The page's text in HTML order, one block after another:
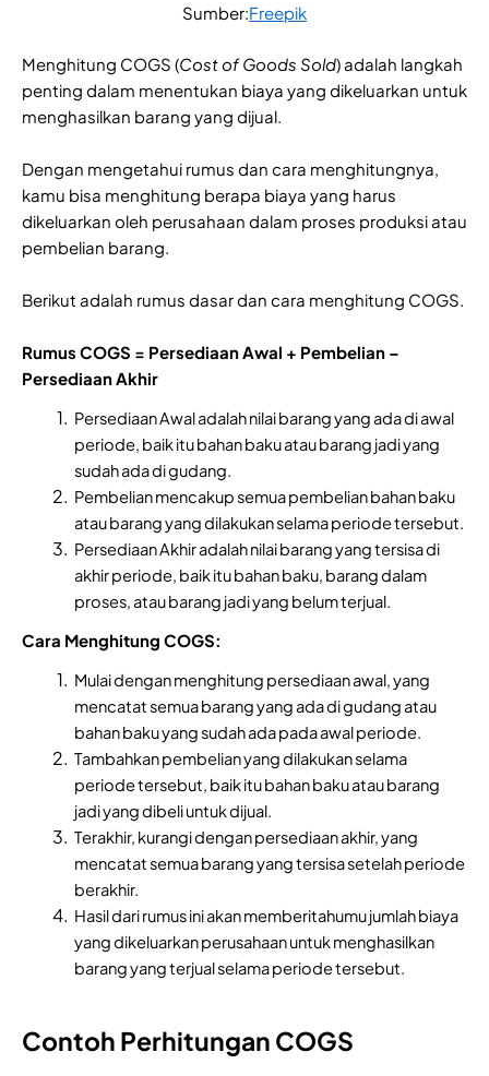
Sumber:Freepik
Menghitung COGS (Cost of Goods Sold) adalah langkah
penting dalam menentukan biaya yang dikeluarkan untuk
menghasilkan barang yang dijual.
Dengan mengetahui rumus dan cara menghitungnya,
kamu bisa menghitung berapa biaya yang harus
dikeluarkan oleh perusahaan dalam proses produksi atau
pembelian barang.
Berikut adalah rumus dasar dan cara menghitung COGS.
Rumus COGS = Persediaan Awal + Pembelian –
Persediaan Akhir
Persediaan Awal adalah nilai barang yang ada di awal
periode, baik itu bahan baku atau barang jadi yang
sudah ada di gudang.
Pembelian mencakup semua pembelian bahan baku
atau barang yang dilakukan selama periode tersebut.
Persediaan Akhir adalah nilai barang yang tersisa di
akhir periode, baik itu bahan baku, barang dalam
proses, atau barang jadi yang belum terjual.
Cara Menghitung COGS:
Mulai dengan menghitung persediaan awal, yang
mencatat semua barang yang ada di gudang atau
bahan baku yang sudah ada pada awal periode.
Tambahkan pembelian yang dilakukan selama
periode tersebut, baik itu bahan baku atau barang
jadi yang dibeli untuk dijual.
Terakhir, kurangi dengan persediaan akhir, yang
mencatat semua barang yang tersisa setelah periode
berakhir.
Hasil dari rumus ini akan memberitahumu jumlah biaya
yang dikeluarkan perusahaan untuk menghasilkan
barang yang terjual selama periode tersebut.
Contoh Perhitungan COGS